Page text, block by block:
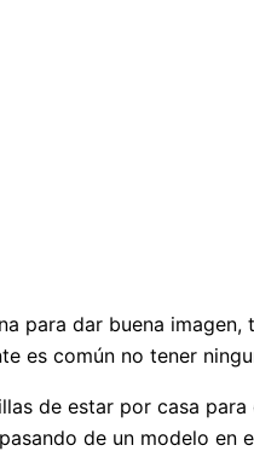
para dar buena
es común no tener
de estar por casa
de un modelo